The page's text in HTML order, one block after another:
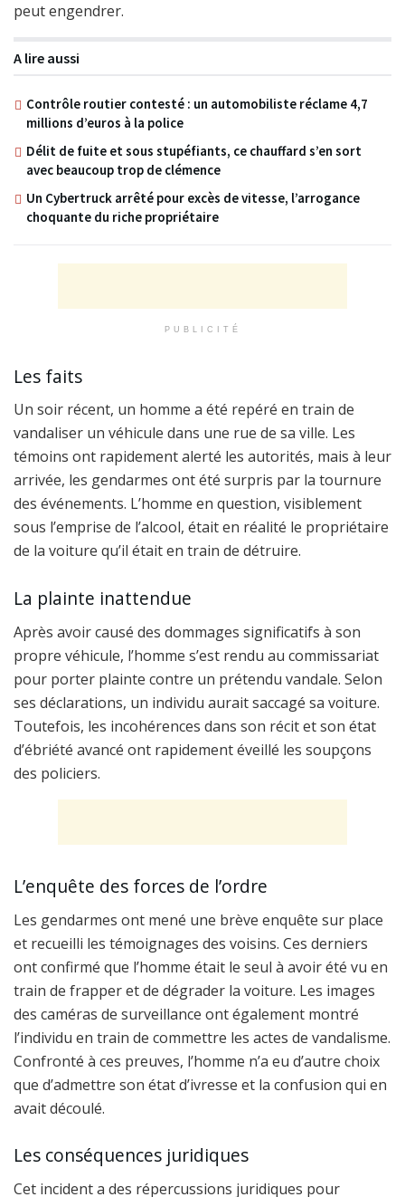
peut engendrer.
A lire aussi
Contrôle routier contesté : un automobiliste réclame 4,7
millions d’euros à la police
Délit de fuite et sous stupéfiants, ce chauffard s’en sort
avec beaucoup trop de clémence
Un Cybertruck arrêté pour excès de vitesse, l’arrogance
choquante du riche propriétaire
PUBLICITÉ
Les faits
Un soir récent, un homme a été repéré en train de
vandaliser un véhicule dans une rue de sa ville. Les
témoins ont rapidement alerté les autorités, mais à leur
arrivée, les gendarmes ont été surpris par la tournure
des événements. L’homme en question, visiblement
sous l’emprise de l’alcool, était en réalité le propriétaire
de la voiture qu’il était en train de détruire.
La plainte inattendue
Après avoir causé des dommages significatifs à son
propre véhicule, l’homme s’est rendu au commissariat
pour porter plainte contre un prétendu vandale. Selon
ses déclarations, un individu aurait saccagé sa voiture.
Toutefois, les incohérences dans son récit et son état
d’ébriété avancé ont rapidement éveillé les soupçons
des policiers.
L’enquête des forces de l’ordre
Les gendarmes ont mené une brève enquête sur place
et recueilli les témoignages des voisins. Ces derniers
ont confirmé que l’homme était le seul à avoir été vu en
train de frapper et de dégrader la voiture. Les images
des caméras de surveillance ont également montré
l’individu en train de commettre les actes de vandalisme.
Confronté à ces preuves, l’homme n’a eu d’autre choix
que d’admettre son état d’ivresse et la confusion qui en
avait découlé.
Les conséquences juridiques
Cet incident a des répercussions juridiques pour